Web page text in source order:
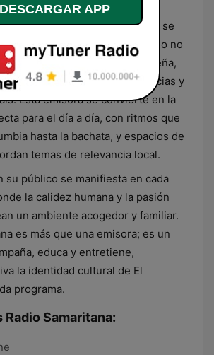
El Salvador, Radio Samaritana se
de la comunidad, ofreciendo no
resuena con el alma salvadoreña,
que reflejan las vivencias y
Esta emisora se convierte en la
para el día a día, con ritmos que
hasta la bachata, y espacios de
temas de relevancia local.
su público se manifiesta en cada
la calidez humana y la pasión
un ambiente acogedor y familiar.
es más que una emisora; es un
educa y entretiene,
la identidad cultural de El
programa.
Samaritana:
DESCARGAR APP